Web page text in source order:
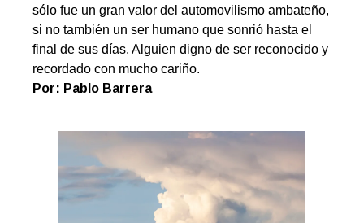
sólo fue un gran valor del automovilismo ambateño,
si no también un ser humano que sonrió hasta el
final de sus días. Alguien digno de ser reconocido y
recordado con mucho cariño.
Por: Pablo Barrera